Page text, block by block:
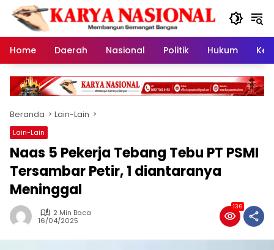
Langsung
konten
Home
Daerah Nasional Politik Hukum
Beranda Lain-Lain
Lain-Lain
Naas 5 Pekerja Tebang Tebu PT PSMI
Tersambar Petir, 1 diantaranya
Meninggal
2 Min Baca
16/04/2025
136